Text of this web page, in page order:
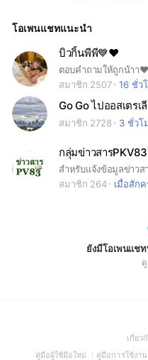
โอเพนแชทแนะนำ
บิวกิ้นพีพี💙❤️
ตอบคำถามให้ถูกน้าา
สมาชิก 2507
16 ชั่ว
Go Go ไปออสเตร
สมาชิก 2728 3 ชั่วโ
กลุ่มข่าวสารPKV83
สมาชิก 264
เมื่อสักค
ยังมีโอเพนแช
เกี่ยว
คู่มือผู้ใช้มือใหม่ (Open
คู่มือการใช้งา